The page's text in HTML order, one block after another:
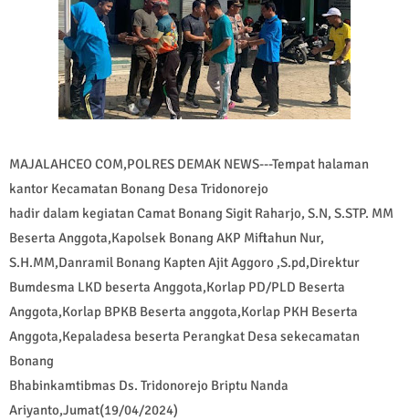
MAJALAHCEO COM,POLRES DEMAK NEWS---Tempat halaman
kantor Kecamatan Bonang Desa Tridonorejo
hadir dalam kegiatan Camat Bonang Sigit Raharjo, S.N, S.STP. MM
Beserta Anggota,Kapolsek Bonang AKP Miftahun Nur,
S.H.MM,Danramil Bonang Kapten Ajit Aggoro ,S.pd,Direktur
Bumdesma LKD beserta Anggota,Korlap PD/PLD Beserta
Anggota,Korlap BPKB Beserta anggota,Korlap PKH Beserta
Anggota,Kepaladesa beserta Perangkat Desa sekecamatan
Bonang
Bhabinkamtibmas Ds. Tridonorejo Briptu Nanda
Ariyanto,Jumat(19/04/2024)